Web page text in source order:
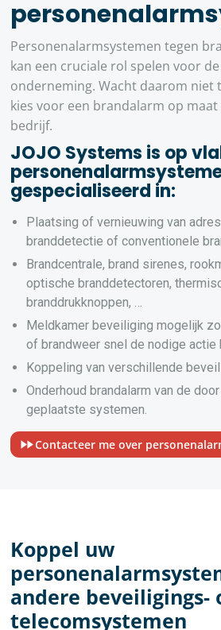
Personenalarmsystemen tegen
kan een cruciale rol spelen voor
onderneming. Wacht daarom niet
kies voor een brandalarm op
bedrijf.
JOJO Systems is op
gespecialiseerd in:
Plaatsing of vernieuwing van
branddetectie of conventionele
Brandcentrale, brand sirenes,
optische branddetectoren,
branddrukknoppen, …
Meldkamer beveiliging mogelijk
of brandweer snel de nodige actie
Koppeling van verschillende
Onderhoud brandalarm van de
geplaatste systemen.
Contacteer me over
Koppel uw
andere beveiligings-
telecomsystemen